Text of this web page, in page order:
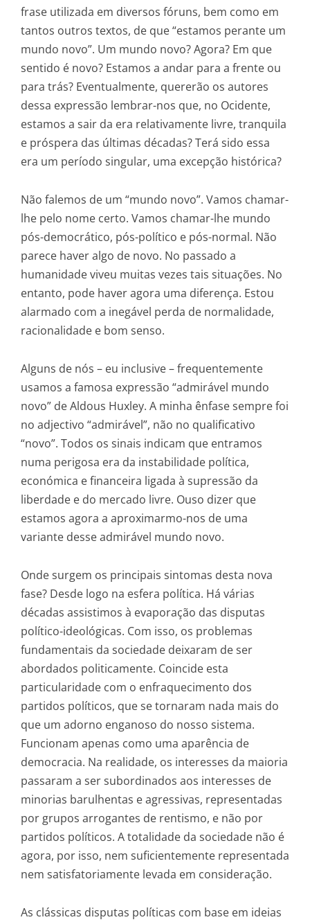
frase utilizada em diversos fóruns, bem como em
tantos outros textos, de que “estamos perante um
mundo novo”. Um mundo novo? Agora? Em que
sentido é novo? Estamos a andar para a frente ou
para trás? Eventualmente, quererão os autores
dessa expressão lembrar-nos que, no Ocidente,
estamos a sair da era relativamente livre, tranquila
e próspera das últimas décadas? Terá sido essa
era um período singular, uma excepção histórica?
Não falemos de um “mundo novo”. Vamos chamar-
lhe pelo nome certo. Vamos chamar-lhe mundo
pós-democrático, pós-político e pós-normal. Não
parece haver algo de novo. No passado a
humanidade viveu muitas vezes tais situações. No
entanto, pode haver agora uma diferença. Estou
alarmado com a inegável perda de normalidade,
racionalidade e bom senso.
Alguns de nós – eu inclusive – frequentemente
usamos a famosa expressão “admirável mundo
novo” de Aldous Huxley. A minha ênfase sempre foi
no adjectivo “admirável”, não no qualificativo
“novo”. Todos os sinais indicam que entramos
numa perigosa era da instabilidade política,
económica e financeira ligada à supressão da
liberdade e do mercado livre. Ouso dizer que
estamos agora a aproximarmo-nos de uma
variante desse admirável mundo novo.
Onde surgem os principais sintomas desta nova
fase? Desde logo na esfera política. Há várias
décadas assistimos à evaporação das disputas
político-ideológicas. Com isso, os problemas
fundamentais da sociedade deixaram de ser
abordados politicamente. Coincide esta
particularidade com o enfraquecimento dos
partidos políticos, que se tornaram nada mais do
que um adorno enganoso do nosso sistema.
Funcionam apenas como uma aparência de
democracia. Na realidade, os interesses da maioria
passaram a ser subordinados aos interesses de
minorias barulhentas e agressivas, representadas
por grupos arrogantes de rentismo, e não por
partidos políticos. A totalidade da sociedade não é
agora, por isso, nem suficientemente representada
nem satisfatoriamente levada em consideração.
As clássicas disputas políticas com base em ideias